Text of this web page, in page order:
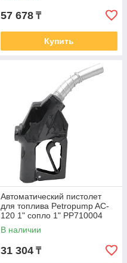
57 678 ₸
Купить
Автоматический пистолет
для топлива Petropump AC-
120 1" сопло 1" PP710004
В наличии
31 304 ₸